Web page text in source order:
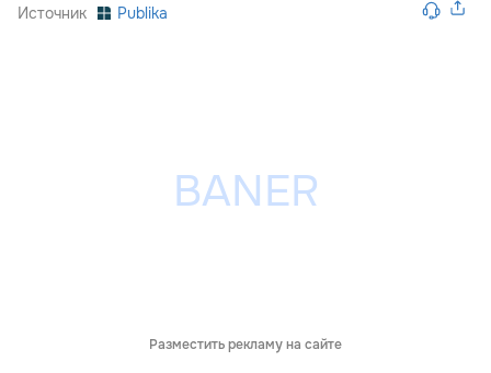
Источник Publika
Разместить рекламу на сайте